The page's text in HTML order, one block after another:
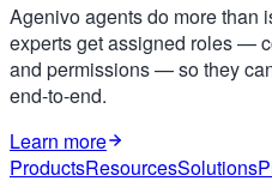
Agenivo agents do more than
experts get assigned roles —
and permissions — so they
end-to-end.
Learn more
ProductsResourcesSolutions